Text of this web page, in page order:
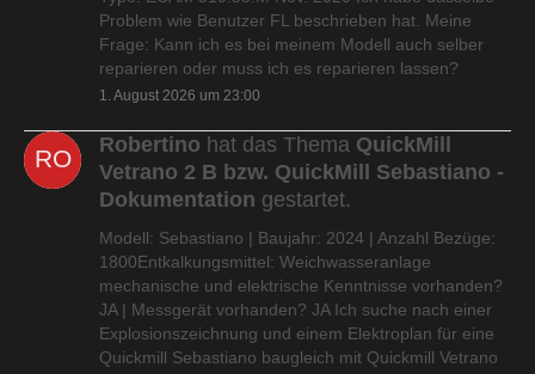
Problem wie Benutzer FL beschrieben hat. Meine
Frage: Kann ich es bei meinem Modell auch selber
reparieren oder muss ich es reparieren lassen?
1. August 2026 um 23:00
Robertino hat das Thema QuickMill
Vetrano 2 B bzw. QuickMill Sebastiano -
Dokumentation gestartet.
Modell: Sebastiano | Baujahr: 2024 | Anzahl Bezüge:
1800Entkalkungsmittel: Weichwasseranlage
mechanische und elektrische Kenntnisse vorhanden?
JA | Messgerät vorhanden? JA Ich suche nach einer
Explosionszeichnung und einem Elektroplan für eine
Quickmill Sebastiano baugleich mit Quickmill Vetrano